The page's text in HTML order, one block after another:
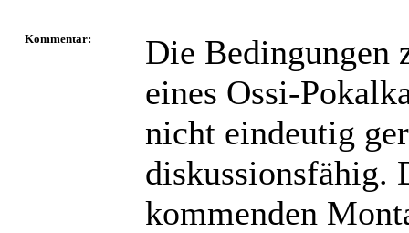
Kommentar:
Die Bedingungen
eines Ossi-
nicht eindeutig
diskussionsfähig.
kommenden